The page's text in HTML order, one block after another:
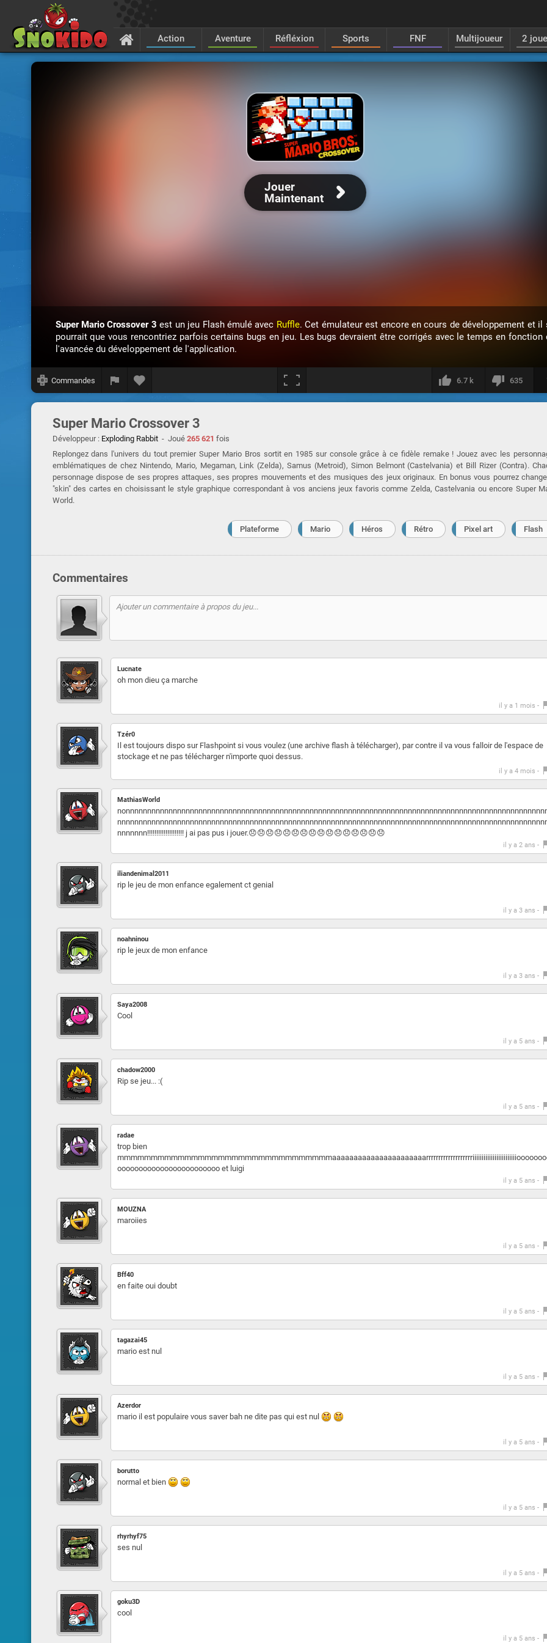
Action Aventure Réfléxion Sports FNF Multijoueur 2
Jouer
Maintenant
Super Mario Crossover 3 est un jeu Flash émulé avec Ruffle. Cet émulateur est encore en cours de développement et il
pourrait que vous rencontriez parfois certains bugs en jeu. Les bugs devraient être corrigés avec le temps en fonction
l'avancée du développement de l'application.
Commandes 6.7 k 635
Super Mario Crossover 3
Développeur : Exploding Rabbit- Joué 265 621 fois
Replongez dans l'univers du tout premier Super Mario Bros sortit en 1985 sur console grâce à ce fidèle remake ! Jouez avec les
emblématiques de chez Nintendo, Mario, Megaman, Link (Zelda), Samus (Metroid), Simon Belmont (Castelvania) et Bill Rizer (Contra).
personnage dispose de ses propres attaques, ses propres mouvements et des musiques des jeux originaux. En bonus vous pourrez
"skin" des cartes en choisissant le style graphique correspondant à vos anciens jeux favoris comme Zelda, Castelvania ou encore Super
World.
Plateforme Mario Héros Rétro Pixel art Flash
Commentaires
Lucnate
oh mon dieu ça marche
il y a 1 mois -
Tzér0
Il est toujours dispo sur Flashpoint si vous voulez (une archive flash à télécharger), par contre il va vous falloir de l'espace de
stockage et ne pas télécharger n'importe quoi dessus.
il y a 4 mois -
MathiasWorld
nnnnnnn!!!!!!!!!!!!!!!!!!!! j ai pas pus i jouer.😞😞😞😞😞😞😞😞😞😞😞😞😞😞😞😞
il y a 2 ans -
iliandenimal2011
rip le jeu de mon enfance egalement ct genial
il y a 3 ans -
noahninou
rip le jeux de mon enfance
il y a 3 ans -
Saya2008
Cool
il y a 5 ans -
chadow2000
Rip se jeu... :(
il y a 5 ans -
radae
trop bien
oooooooooooooooooooooooo et luigi
il y a 5 ans -
MOUZNA
maroiies
il y a 5 ans -
Bff40
en faite oui doubt
il y a 5 ans -
tagazai45
mario est nul
il y a 5 ans -
Azerdor
mario il est populaire vous saver bah ne dite pas qui est nul
il y a 5 ans -
borutto
normal et bien
il y a 5 ans -
rhyrhyf75
ses nul
il y a 5 ans -
goku3D
cool
il y a 5 ans -